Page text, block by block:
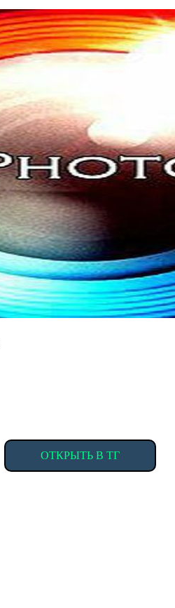
ОТКРЫТЬ В ТГ